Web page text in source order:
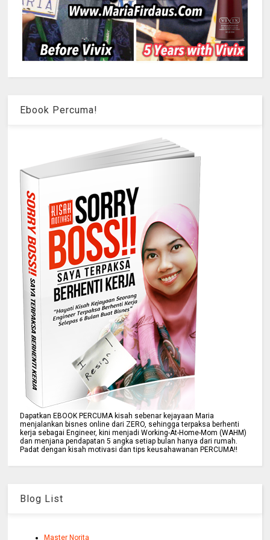
Ebook Percuma!
Dapatkan EBOOK PERCUMA kisah sebenar kejayaan Maria
menjalankan bisnes online dari ZERO, sehingga terpaksa berhenti
kerja sebagai Engineer, kini menjadi Working-At-Home-Mom (WAHM)
dan menjana pendapatan 5 angka setiap bulan hanya dari rumah.
Padat dengan kisah motivasi dan tips keusahawanan PERCUMA!!
Blog List
Master Norita